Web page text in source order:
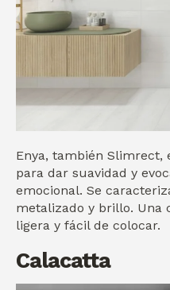
Enya, también Slimrect,
para dar suavidad y
emocional. Se
metalizado y brillo. Una
ligera y fácil de colocar.
Calacatta